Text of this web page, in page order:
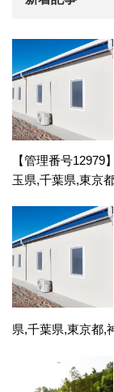
【管理番号
玉県,千葉県,東京
県,千葉県,東京都,